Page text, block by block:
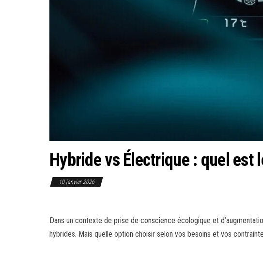
Hybride vs Électrique : quel est
10 janvier 2026
Dans un contexte de prise de conscience écologique et
hybrides. Mais quelle option choisir selon vos besoins et vos